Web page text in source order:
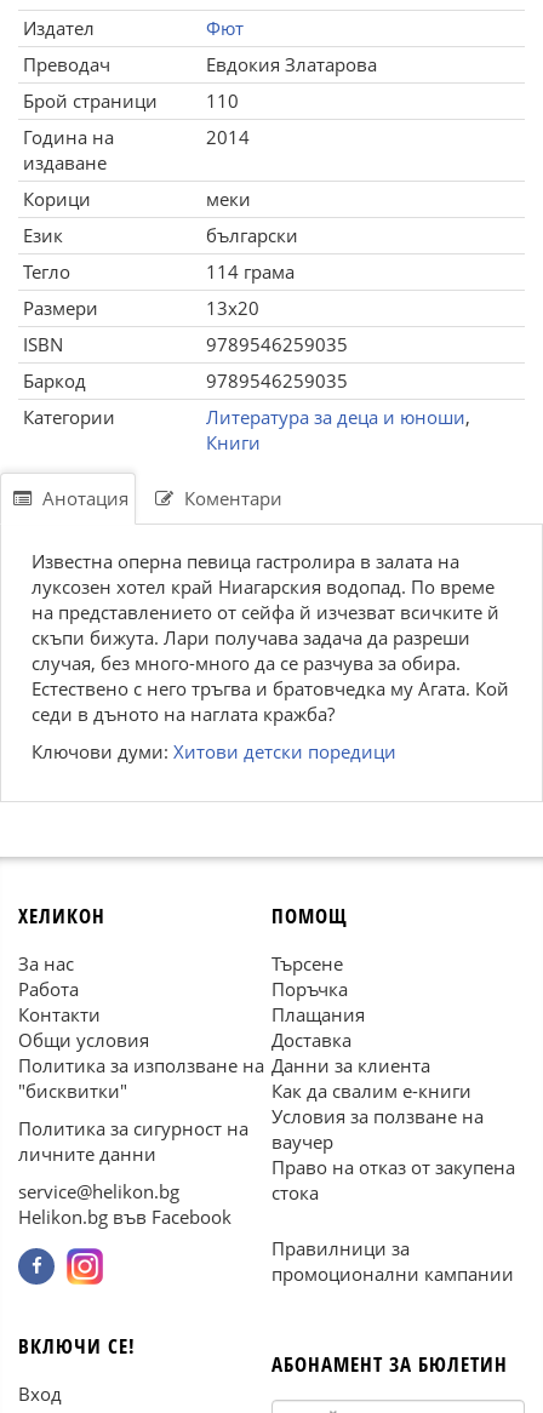
Издател
Фют
Преводач
Евдокия Златарова
Брой страници
110
Година на
издаване
2014
Корици
меки
Език
български
Тегло
114 грама
Размери
13x20
ISBN
9789546259035
Баркод
9789546259035
Категории
Литература за деца и юноши,
Книги
Анотация Коментари
Известна оперна певица гастролира в залата на
луксозен хотел край Ниагарския водопад. По време
на представлението от сейфа й изчезват всичките й
скъпи бижута. Лари получава задача да разреши
случая, без много-много да се разчува за обира.
Естествено с него тръгва и братовчедка му Агата. Кой
седи в дъното на наглата кражба?
Ключови думи: Хитови детски поредици
ХЕЛИКОН
За нас
Работа
Контакти
Общи условия
Политика за използване на
"бисквитки"
Политика за сигурност на
личните данни
service@helikon.bg
Helikon.bg във Facebook
ПОМОЩ
Търсене
Поръчка
Плащания
Доставка
Данни за клиента
Как да свалим е-книги
Условия за ползване на
ваучер
Право на отказ от закупена
стока
Правилници за
промоционални кампании
ВКЛЮЧИ СЕ!
Вход
АБОНАМЕНТ ЗА БЮЛЕТИН